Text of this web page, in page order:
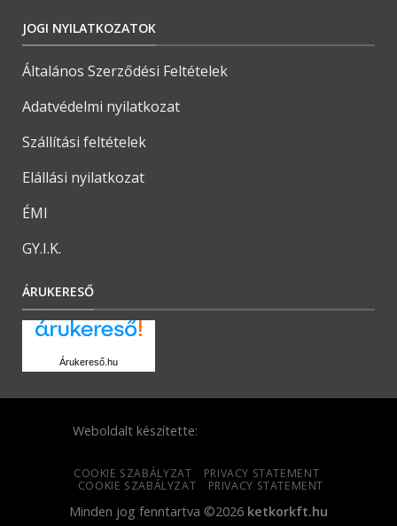
JOGI NYILATKOZATOK
Általános Szerződési Feltételek
Adatvédelmi nyilatkozat
Szállítási feltételek
Elállási nyilatkozat
ÉMI
GY.I.K.
ÁRUKERESŐ
Árukereső.hu
Weboldalt készítette:
COOKIE SZABÁLYZAT
PRIVACY STATEMENT
COOKIE SZABÁLYZAT
PRIVACY STATEMENT
Minden jog fenntartva ©2026 ketkorkft.hu